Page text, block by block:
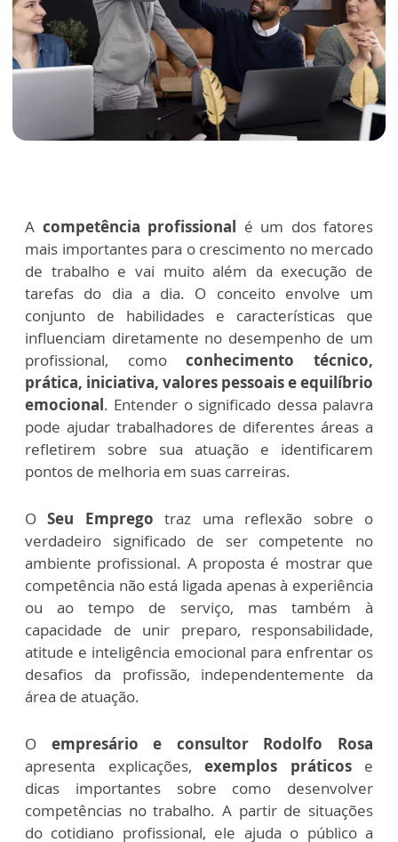
A competência profissional é um dos fatores
mais importantes para o crescimento no mercado
de trabalho e vai muito além da execução de
tarefas do dia a dia. O conceito envolve um
conjunto de habilidades e características que
influenciam diretamente no desempenho de um
profissional, comoconhecimento técnico,
prática, iniciativa, valores pessoais e equilíbrio
emocional. Entender o significado dessa palavra
pode ajudar trabalhadores de diferentes áreas a
refletirem sobre sua atuação e identificarem
pontos de melhoria em suas carreiras.
OSeu Emprego traz uma reflexão sobre o
verdadeiro significado de ser competente no
ambiente profissional. A proposta é mostrar que
competência não está ligada apenas à experiência
ou ao tempo de serviço, mas também à
capacidade de unir preparo, responsabilidade,
atitude e inteligência emocional para enfrentar os
desafios da profissão, independentemente da
área de atuação.
O empresário e consultor Rodolfo Rosa
apresenta explicações, exemplos práticose
dicas importantes sobre como desenvolver
competências no trabalho. A partir de situações
do cotidiano profissional, ele ajuda o público a